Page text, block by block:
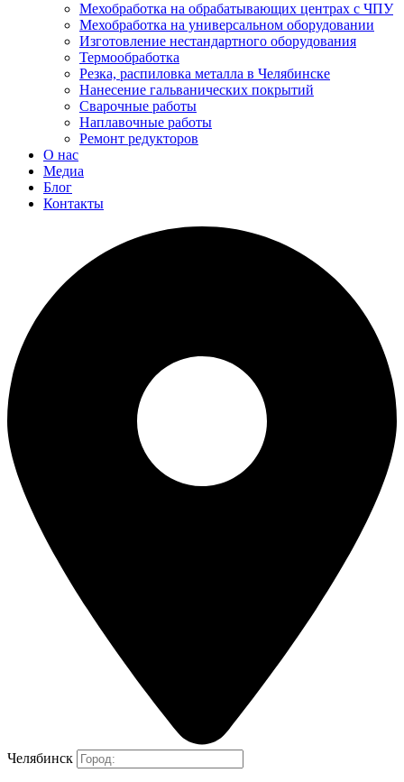
Мехобработка на обрабатывающих центрах с ЧПУ
Мехобработка на универсальном оборудовании
Изготовление нестандартного оборудования
Термообработка
Резка, распиловка металла в Челябинске
Нанесение гальванических покрытий
Сварочные работы
Наплавочные работы
Ремонт редукторов
О нас
Медиа
Блог
Контакты
Челябинск